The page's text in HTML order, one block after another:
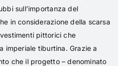
sull’importanza del
in considerazione della scarsa
pittorici che
imperiale tiburtina. Grazie a
che il progetto – denominato